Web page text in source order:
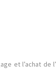
et l’achat de